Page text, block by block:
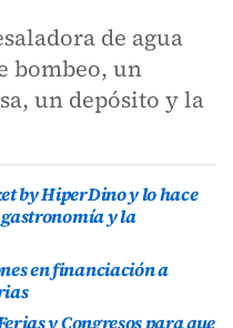
de agua
bombeo, un
un depósito y la
by HiperDino y lo hace
y la
en financiación a
y Congresos para que